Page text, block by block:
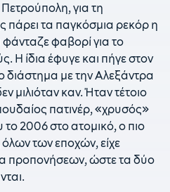
για τη
πάρει τα παγκόσμια ρεκόρ η
φαβορί για το
Η ίδια έφυγε και πήγε στον
διάστημα με την Αλεξάντρα
μιλιόταν καν. Ήταν τέτοιο
πατινέρ, «χρυσός»
το 2006 στο ατομικό, ο πιο
όλων των εποχών, είχε
προπονήσεων, ώστε τα δύο